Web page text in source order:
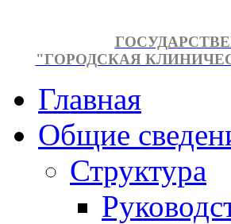
"ГОРОДСКАЯ
Главная
Общие
Структура